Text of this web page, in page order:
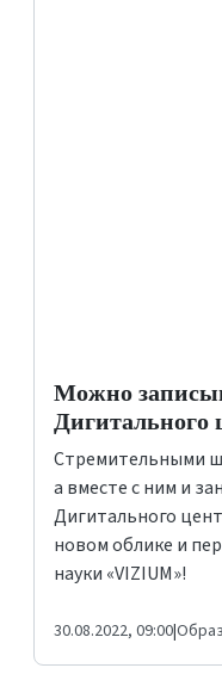
Можно
Дигитального
Стремительными
а вместе с ним и
Дигитального
новом облике и
науки «VIZIUM»!
30.08.2022, 09:00|